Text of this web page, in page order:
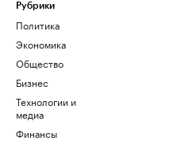
Рубрики
Политика
Экономика
Общество
Бизнес
Технологии и
медиа
Финансы